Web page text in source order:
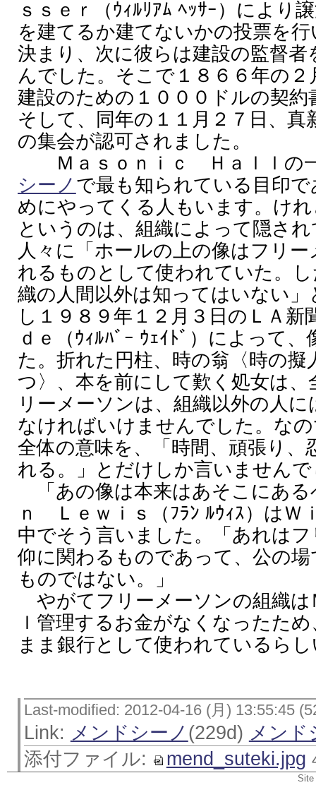
ｓｓｅｒ（ｳｨﾙﾘｱﾑ ﾍｯｻｰ）により
を建てるか建てないかの投票を
決まり、次に彼らは建設の監督
んでした。そこで１８６６年の
建設のための１０００ドルの契
そして、同年の１１月２７日、
の集会が認可されました。
Ｍａｓｏｎｉｃ Ｈａｌｌの
シーノ で最も知られている目印
めにやってくる人もいます。け
というのは、組織によって隠さ
人々に「ホールの上の像はフリ
れるものとして使われていた。
織の人間以外は知ってはいない
し１９８９年１２月３日のＬＡ
ｄｅ（ｳｨﾙﾊﾞｰ ｳｪｲﾄﾞ）によって
た。折れた円柱、時の翁〈時の擬
つ〉、本を前にして歎く処女は
リーメーソンは、組織以外の人
なければいけませんでした。な
全体の意味を、「時間、頑張り、
れる。」とだけしか言いません
「あの像は本来はあそこにある
ｎ Ｌｅｗｉｓ（ﾌﾗﾝ ﾙｳｨｽ）はＷ
中でそう言いました。「あれは
仰に関わるものであって、公の
ものではない。」
やがてフリーメーソンの組織
ｌ管理するお金がなくなったた
まま銀行として使われているら
Last-modified: 2012-04-16 (月) 13:55:45
Link: メンドシーノ (229d) メンド
添付ファイル:
mend_suteki.jpg